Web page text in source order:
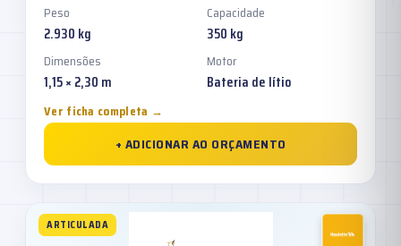
Peso
2.930 kg
Capacidade
350 kg
Dimensões
1,15 × 2,30 m
Motor
Bateria de lítio
Ver ficha completa →
+ ADICIONAR AO ORÇAMENTO
ARTICULADA